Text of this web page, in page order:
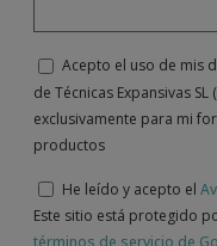
Acepto el uso de mis
de Técnicas Expansivas
exclusivamente para mi
productos
He leído y acepto el
Este sitio está protegido
términos de servicio de